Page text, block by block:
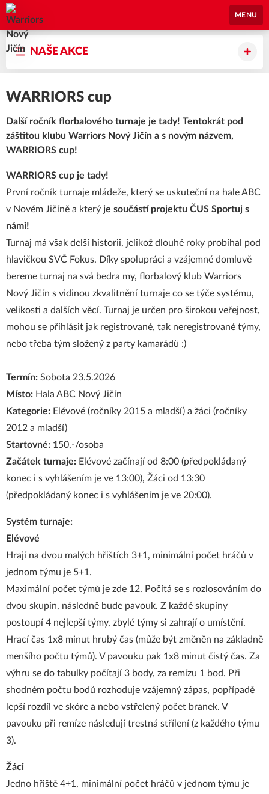
Warriors Nový Jičín
MENU
NAŠE AKCE
WARRIORS cup
Další ročník florbalového turnaje je tady! Tentokrát pod
záštitou klubu Warriors Nový Jičín a s novým názvem,
WARRIORS cup!
WARRIORS cup je tady!
První ročník turnaje mládeže, který se uskuteční na hale ABC
v Novém Jičíně a který je součástí projektu ČUS Sportuj s
námi!
Turnaj má však delší historii, jelikož dlouhé roky probíhal pod
hlavičkou SVČ Fokus. Díky spolupráci a vzájemné domluvě
bereme turnaj na svá bedra my, florbalový klub Warriors
Nový Jičín s vidinou zkvalitnění turnaje co se týče systému,
velikosti a dalších věcí. Turnaj je určen pro širokou veřejnost,
mohou se přihlásit jak registrované, tak neregistrované týmy,
nebo třeba tým složený z party kamarádů :)
Termín: Sobota 23.5.2026
Místo: Hala ABC Nový Jičín
Kategorie: Elévové (ročníky 2015 a mladší) a žáci (ročníky
2012 a mladší)
Startovné: 150,-/osoba
Začátek turnaje: Elévové začínají od 8:00 (předpokládaný
konec i s vyhlášením je ve 13:00), Žáci od 13:30
(předpokládaný konec i s vyhlášením je ve 20:00).
Systém turnaje:
Elévové
Hrají na dvou malých hřištích 3+1, minimální počet hráčů v
jednom týmu je 5+1.
Maximální počet týmů je zde 12. Počítá se s rozlosováním do
dvou skupin, následně bude pavouk. Z každé skupiny
postoupí 4 nejlepší týmy, zbylé týmy si zahrají o umístění.
Hrací čas 1x8 minut hrubý čas (může být změněn na základně
menšího počtu týmů). V pavouku pak 1x8 minut čistý čas. Za
výhru se do tabulky počítají 3 body, za remízu 1 bod. Při
shodném počtu bodů rozhoduje vzájemný zápas, popřípadě
lepší rozdíl ve skóre a nebo vstřelený počet branek. V
pavouku při remíze následují trestná střílení (z každého týmu
3).
Žáci
Jedno hřiště 4+1, minimální počet hráčů v jednom týmu je